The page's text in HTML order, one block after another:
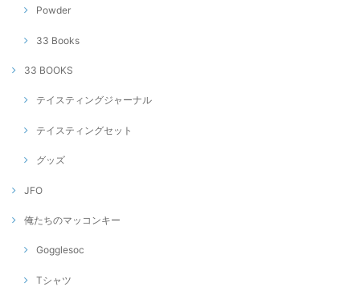
Powder
33 Books
33 BOOKS
テイスティングジャーナル
テイスティングセット
グッズ
JFO
俺たちのマッコンキー
Gogglesoc
Tシャツ